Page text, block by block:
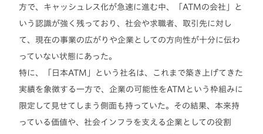
方で、キャッシュレス化が急速に進む中、「ATMの会社」と
いう認識が強く残っており、社会や求職者、取引先に対し
て、現在の事業の広がりや企業としての方向性が十分に伝わ
っていない状態にあった。
特に、「日本ATM」という社名は、これまで築き上げてきた
実績を象徴する一方で、企業の可能性をATMという枠組みに
限定して見せてしまう側面も持っていた。その結果、本来持
っている価値や、社会インフラを支える企業としての役割